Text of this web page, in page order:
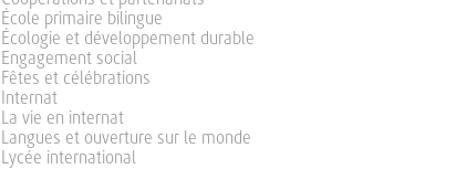
École primaire bilingue
Écologie et développement durable
Engagement social
Fêtes et célébrations
Internat
La vie en internat
Langues et ouverture sur le monde
Lycée international